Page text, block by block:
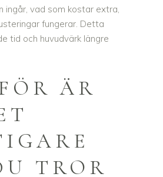
ingår, vad som kostar extra,
fungerar. Detta
tid och huvudvärk längre
ÄR
TROR